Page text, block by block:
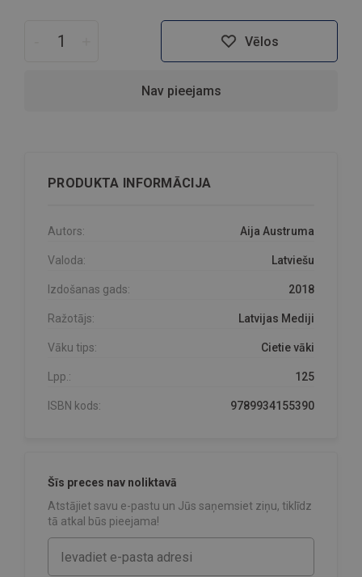
Vēlos
Nav pieejams
PRODUKTA INFORMĀCIJA
Autors: Aija Austruma
Valoda: Latviešu
Izdošanas gads: 2018
Ražotājs: Latvijas Mediji
Vāku tips: Cietie vāki
Lpp.: 125
ISBN kods: 9789934155390
Šīs preces nav noliktavā
Atstājiet savu e-pastu un Jūs saņemsiet ziņu, tiklīdz
tā atkal būs pieejama!